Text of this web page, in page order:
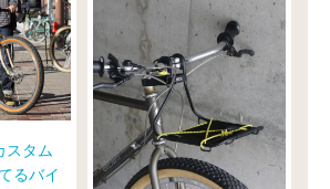
スタム
るバイ